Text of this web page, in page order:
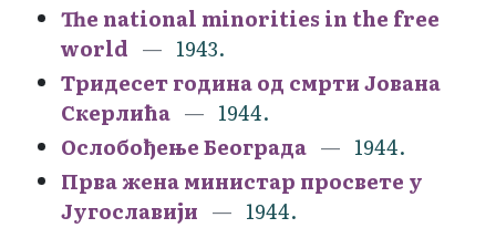
The national minorities in the free
world
1943.
Тридесет година од смрти Јована
Скерлића
1944.
Ослобођење Београда
1944.
Прва жена министар просвете у
Југославији
1944.